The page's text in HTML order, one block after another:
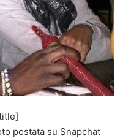
postata su Snapchat